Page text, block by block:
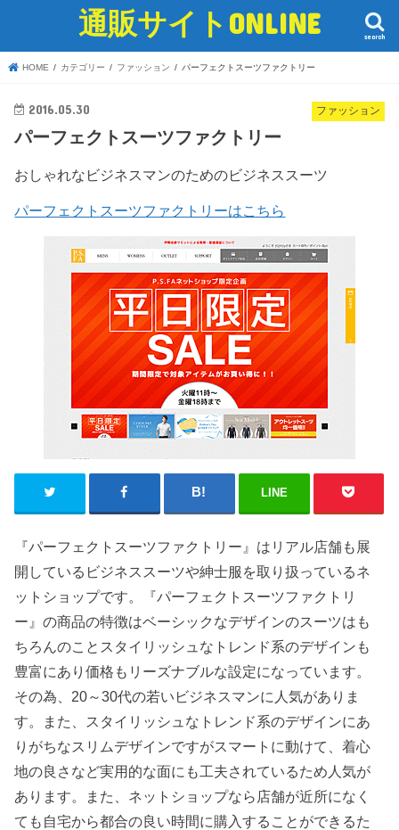
通販サイトONLINE search
HOME カテゴリー ファッション パーフェクトスーツファクトリー
ファッション
2016.05.30
パーフェクトスーツファクトリー
おしゃれなビジネスマンのためのビジネススーツ
パーフェクトスーツファクトリーはこちら
LINE
『パーフェクトスーツファクトリー』はリアル店舗も展
開しているビジネススーツや紳士服を取り扱っているネ
ットショップです。『パーフェクトスーツファクトリ
ー』の商品の特徴はベーシックなデザインのスーツはも
ちろんのことスタイリッシュなトレンド系のデザインも
豊富にあり価格もリーズナブルな設定になっています。
その為、20～30代の若いビジネスマンに人気がありま
す。また、スタイリッシュなトレンド系のデザインにあ
りがちなスリムデザインですがスマートに動けて、着心
地の良さなど実用的な面にも工夫されているため人気が
あります。また、ネットショップなら店舗が近所になく
ても自宅から都合の良い時間に購入することができるた